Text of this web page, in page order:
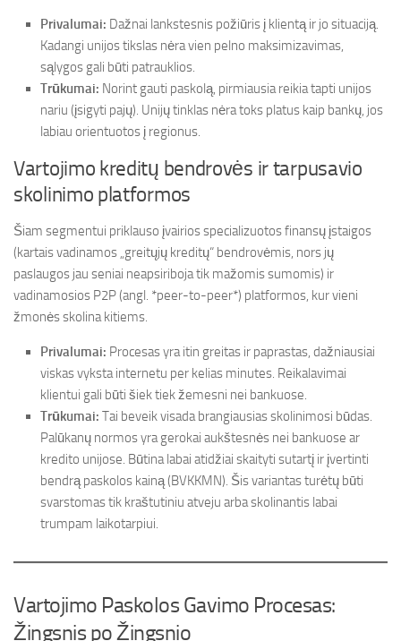
Privalumai: Dažnai lankstesnis požiūris į klientą ir jo situaciją.
Kadangi unijos tikslas nėra vien pelno maksimizavimas,
sąlygos gali būti patrauklios.
Trūkumai: Norint gauti paskolą, pirmiausia reikia tapti unijos
nariu (įsigyti pajų). Unijų tinklas nėra toks platus kaip bankų, jos
labiau orientuotos į regionus.
Vartojimo kreditų bendrovės ir tarpusavio
skolinimo platformos
Šiam segmentui priklauso įvairios specializuotos finansų įstaigos
(kartais vadinamos „greitųjų kreditų“ bendrovėmis, nors jų
paslaugos jau seniai neapsiriboja tik mažomis sumomis) ir
vadinamosios P2P (angl. *peer-to-peer*) platformos, kur vieni
žmonės skolina kitiems.
Privalumai: Procesas yra itin greitas ir paprastas, dažniausiai
viskas vyksta internetu per kelias minutes. Reikalavimai
klientui gali būti šiek tiek žemesni nei bankuose.
Trūkumai: Tai beveik visada brangiausias skolinimosi būdas.
Palūkanų normos yra gerokai aukštesnės nei bankuose ar
kredito unijose. Būtina labai atidžiai skaityti sutartį ir įvertinti
bendrą paskolos kainą (BVKKMN). Šis variantas turėtų būti
svarstomas tik kraštutiniu atveju arba skolinantis labai
trumpam laikotarpiui.
Vartojimo Paskolos Gavimo Procesas:
Žingsnis po Žingsnio